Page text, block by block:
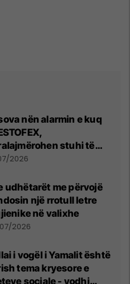
nën alarmin e kuq
stuhi të
me breshër dhe
2026
udhëtarët me përvojë
një rrotull letre
në valixhe
2026
i vogël i Yamalit është
tema kryesore e
sociale - vodhi